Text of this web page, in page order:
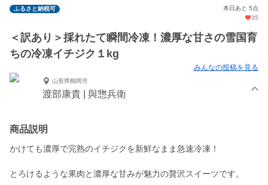
ふるさと納税可
本日あと 5点
35
＜訳あり＞採れたて瞬間冷凍！濃厚な甘さの雪国育
ちの冷凍イチジク１kg
みんなの投稿を見る
山形県鶴岡市
渡部康貴 | 與惣兵衛
商品説明
かけても濃厚で完熟のイチジクを新鮮なまま急速冷凍！
とろけるような果肉と濃厚な甘みが魅力の贅沢スイーツです。